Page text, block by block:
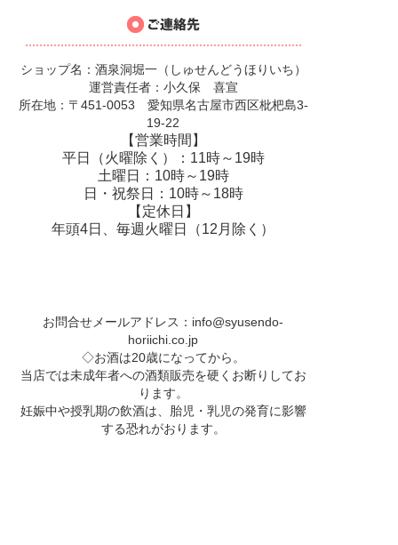
ショップ名：酒泉洞堀一（しゅせんどうほりいち）
運営責任者：小久保 喜宣
所在地：〒451-0053 愛知県名古屋市西区枇杷島3-
19-22
【営業時間】
平日（火曜除く）：11時～19時
土曜日：10時～19時
日・祝祭日：10時～18時
【定休日】
年頭4日、毎週火曜日（12月除く）
お問合せメールアドレス： info@syusendo-
horiichi.co.jp
◇お酒は20歳になってから。
当店では未成年者への酒類販売を硬くお断りしてお
ります。
妊娠中や授乳期の飲酒は、胎児・乳児の発育に影響
する恐れがおります。